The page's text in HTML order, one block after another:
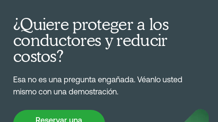
¿Quiere proteger a los
conductores y reducir
costos?
Esa no es una pregunta engañada. Véanlo usted
mismo con una demostración.
Reservar una
Reservar una Demostración